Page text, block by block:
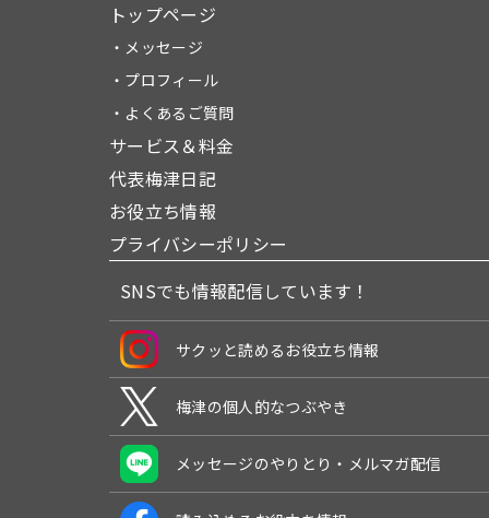
トップページ
・メッセージ
・プロフィール
・よくあるご質問
サービス＆料金
代表梅津日記
お役立ち情報
プライバシーポリシー
SNSでも情報配信しています！
サクッと読めるお役立ち情報
梅津の個人的なつぶやき
メッセージのやりとり・メルマガ配信